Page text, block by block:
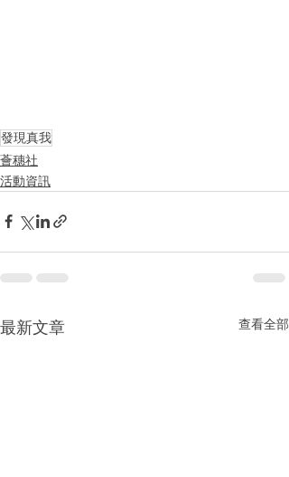
發現真我
薈穗社
活動資訊
最新文章 查看全部